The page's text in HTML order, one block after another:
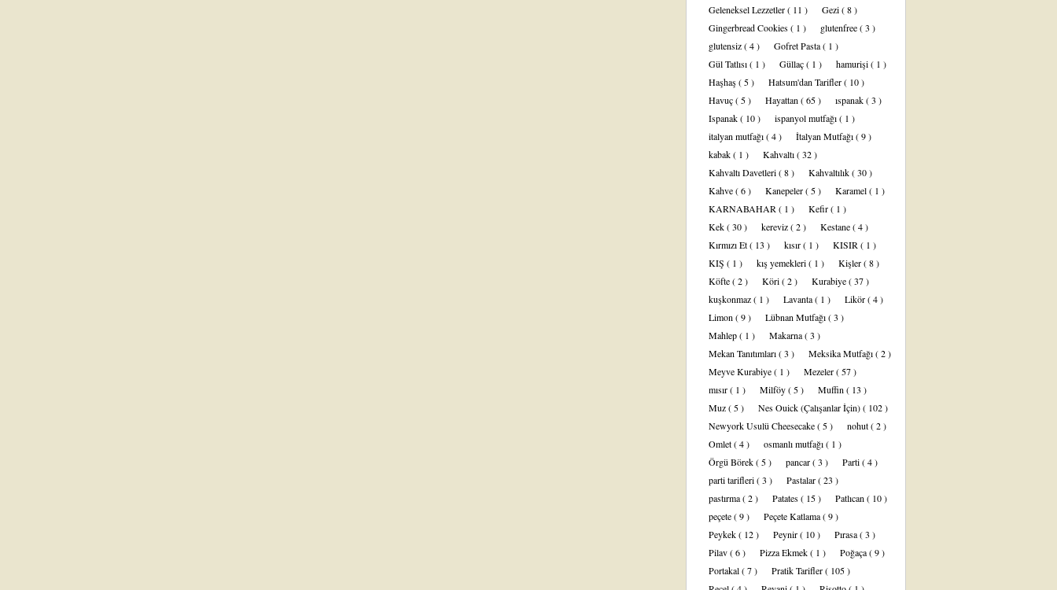
Geleneksel Lezzetler( 11 ) Gezi( 8 )
Gingerbread Cookies( 1 ) glutenfree( 3 )
glutensiz( 4 ) Gofret Pasta( 1 )
Gül Tatlısı( 1 ) Güllaç( 1 ) hamurişi( 1 )
Haşhaş( 5 ) Hatsum'dan Tarifler( 10 )
Havuç( 5 ) Hayattan ( 65 ) ıspanak( 3 )
Ispanak( 10 ) ispanyol mutfağı( 1 )
italyan mutfağı( 4 ) İtalyan Mutfağı( 9 )
kabak( 1 ) Kahvaltı( 32 )
Kahvaltı Davetleri( 8 ) Kahvaltılık( 30 )
Kahve( 6 ) Kanepeler( 5 ) Karamel( 1 )
KARNABAHAR ( 1 ) Kefir( 1 )
Kek( 30 ) kereviz( 2 ) Kestane( 4 )
Kırmızı Et( 13 ) kısır( 1 ) KISIR ( 1 )
KIŞ ( 1 ) kış yemekleri( 1 ) Kişler( 8 )
Köfte( 2 ) Köri( 2 ) Kurabiye( 37 )
kuşkonmaz( 1 ) Lavanta( 1 ) Likör( 4 )
Limon ( 9 ) Lübnan Mutfağı( 3 )
Mahlep( 1 ) Makarna( 3 )
Mekan Tanıtımları( 3 ) Meksika Mutfağı( 2 )
Meyve Kurabiye( 1 ) Mezeler( 57 )
mısır( 1 ) Milföy( 5 ) Muffin ( 13 )
Muz( 5 ) Nes Ouick (Çalışanlar İçin)( 102 )
Newyork Usulü Cheesecake( 5 ) nohut( 2 )
Omlet( 4 ) osmanlı mutfağı( 1 )
Örgü Börek( 5 ) pancar( 3 ) Parti( 4 )
parti tarifleri( 3 ) Pastalar( 23 )
pastırma( 2 ) Patates( 15 ) Patlıcan ( 10 )
peçete( 9 ) Peçete Katlama( 9 )
Peykek( 12 ) Peynir( 10 ) Pırasa( 3 )
Pilav( 6 ) Pizza Ekmek( 1 ) Poğaça( 9 )
Portakal( 7 ) Pratik Tarifler( 105 )